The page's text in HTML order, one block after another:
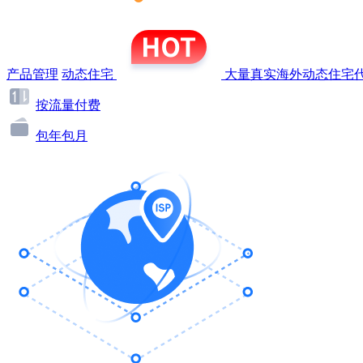
产品管理 动态住宅 大量真实海外动态住宅
按流量付费
包年包月